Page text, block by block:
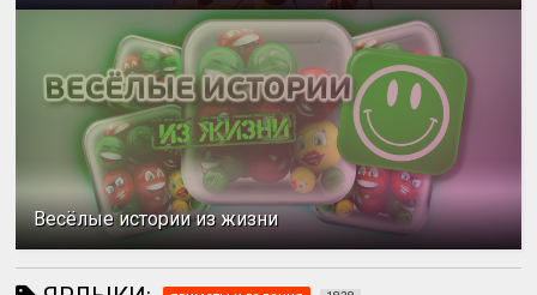
Весёлые истории из жизни